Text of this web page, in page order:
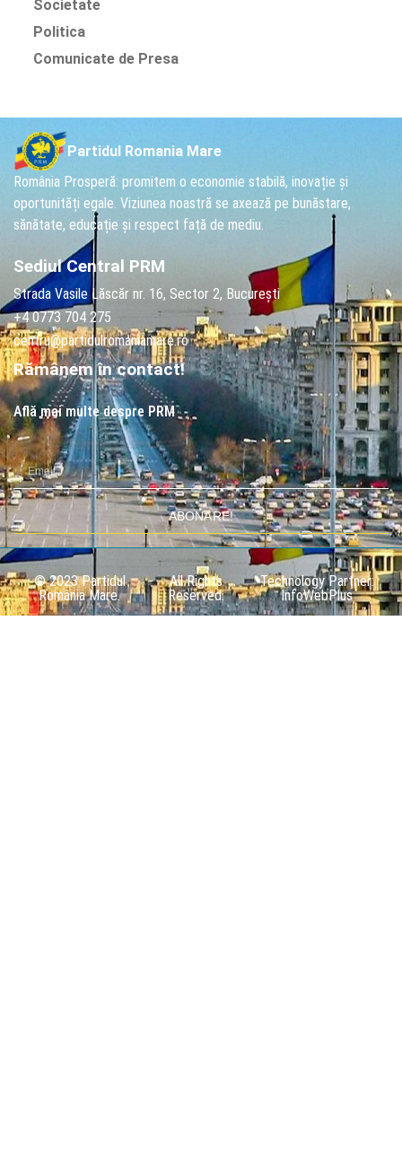
Societate
Politica
Comunicate de Presa
Partidul Romania Mare
România Prosperă: promitem o economie stabilă, inovație și
oportunități egale. Viziunea noastră se axează pe bunăstare,
sănătate, educație și respect față de mediu.
Sediul Central PRM
Strada Vasile Lăscăr nr. 16, Sector 2, București
+4 0773 704 275
centru@partidulromaniamare.ro
Rămânem în contact!
Află mai multe despre PRM
ABONARE!
© 2023 Partidul
România Mare.
All Rights
Reserved.
Technology Partner:
InfoWebPlus